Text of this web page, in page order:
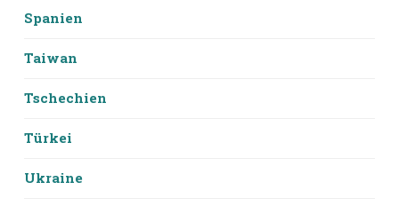
Spanien
Taiwan
Tschechien
Türkei
Ukraine